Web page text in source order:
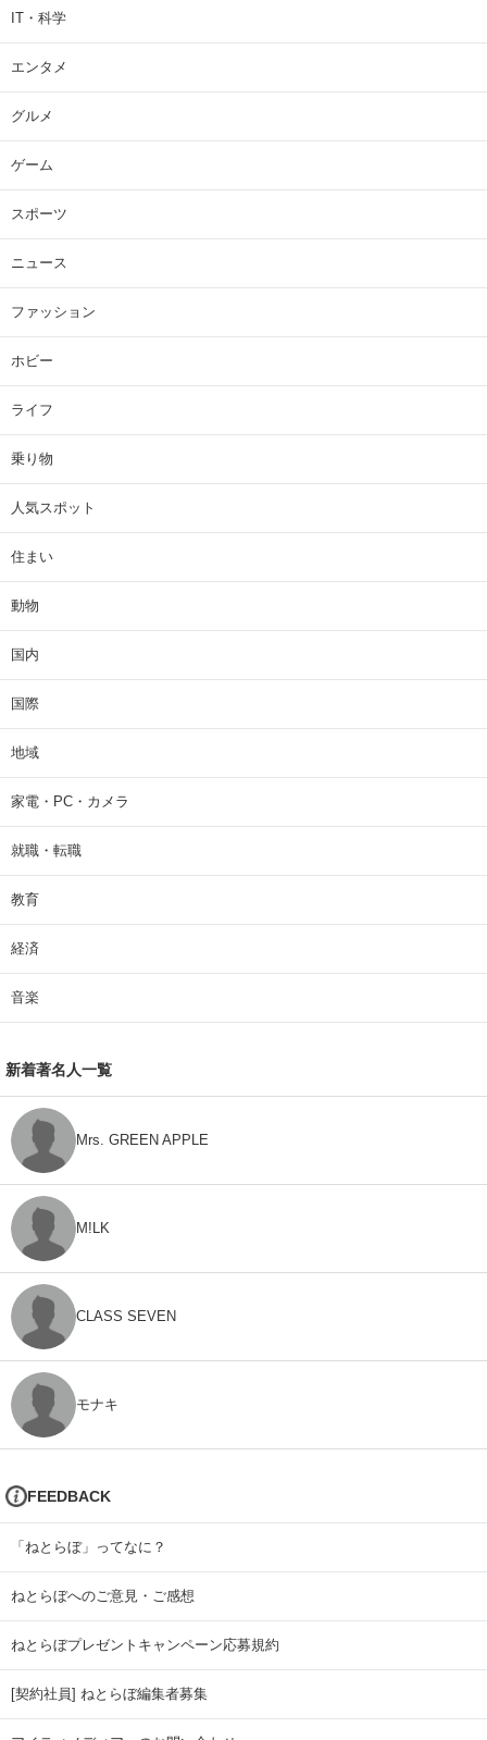
IT・科学
エンタメ
グルメ
ゲーム
スポーツ
ニュース
ファッション
ホビー
ライフ
乗り物
人気スポット
住まい
動物
国内
国際
地域
家電・PC・カメラ
就職・転職
教育
経済
音楽
新着著名人一覧
Mrs. GREEN APPLE
M!LK
CLASS SEVEN
モナキ
FEEDBACK
「ねとらぼ」ってなに？
ねとらぼへのご意見・ご感想
ねとらぼプレゼントキャンペーン応募規約
[契約社員] ねとらぼ編集者募集